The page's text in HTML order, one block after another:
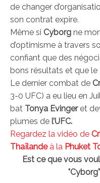
de changer
son contrat expire.
Même si Cyborg ne
d’optimisme à travers
confiant que des
bons résultats et que
Le dernier combat de
3-0 UFC) a eu lieu en
bat Tonya Evinger et
plumes de l’UFC.
Regardez la vidéo de
Thaïlandeà la Phuket
Est ce que vous